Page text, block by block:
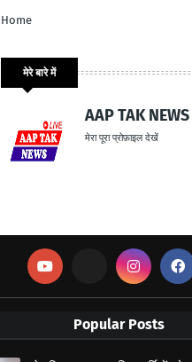
Home
मेरे बारे में
AAP TAK NEWS
मेरा पूरा प्रोफ़ाइल देखें
Popular Posts